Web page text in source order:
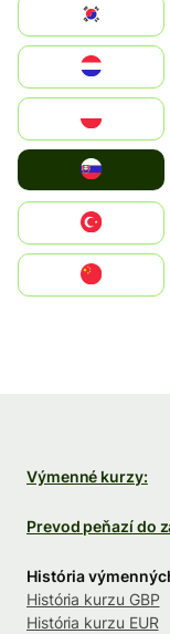
South Korea
United States
中國香港特別行政區
Výmenné kurzy:
Prevod peňazí do
História
História kurzu GBP
História kurzu EUR